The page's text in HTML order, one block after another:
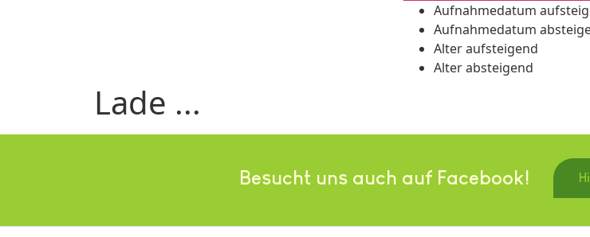
Aufnahmedatum
Aufnahmedatum
Alter aufsteigend
Alter absteigend
Lade ...
Besucht uns auch auf Facebook!